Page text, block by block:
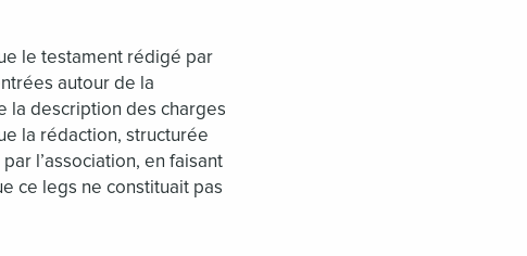
le testament rédigé par
autour de la
la description des charges
la rédaction, structurée
l’association, en faisant
ce legs ne constituait pas